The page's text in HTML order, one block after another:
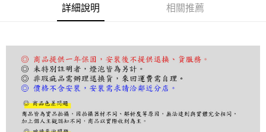
AFTEE先享後付是「在收到商品之後才付款」的支付方式。 讓您購物簡單
【「AFTEE先享後付」結帳流程】
１．於結帳方式選擇「AFTEE先享後付」後，將跳轉至「AFTEE先享後付」
２．訂單成立數日內，您將收到繳費通知簡訊。
３．收到繳費通知簡訊後14天內，點擊此簡訊中的連結，可透過四大超商／
ATM／網路銀行／等多元方式進行付款，方視為交易完成。
宅配
每筆NT$180，滿NT$5,000(含以上)免運費
詳細說明 相關推薦